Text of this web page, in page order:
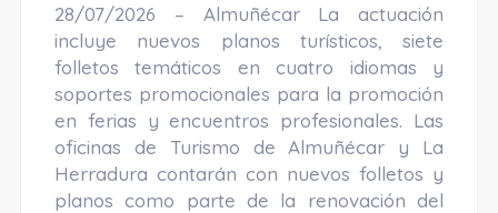
28/07/2026 – Almuñécar La actuación
incluye nuevos planos turísticos, siete
folletos temáticos en cuatro idiomas y
soportes promocionales para la promoción
en ferias y encuentros profesionales. Las
oficinas de Turismo de Almuñécar y La
Herradura contarán con nuevos folletos y
planos como parte de la renovación del